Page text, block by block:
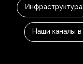
Инфраструктура
Наши каналы в